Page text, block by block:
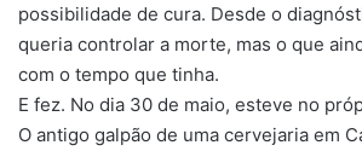
possibilidade de cura. Desde o
queria controlar a morte, mas o que
com o tempo que tinha.
E fez. No dia 30 de maio, esteve no
O antigo galpão de uma cervejaria em